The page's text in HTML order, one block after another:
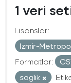
1 veri
Lisanslar:
Izmir-
Formatlar:
saglik